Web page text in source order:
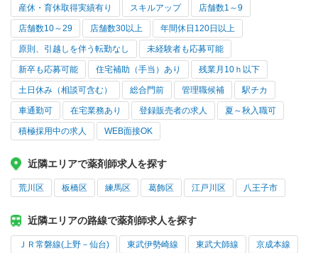
産休・育休取得実績有り スキルアップ 店舗数1～9
店舗数10～29 店舗数30以上 年間休日120日以上
原則、引越しを伴う転勤なし 未経験者も応募可能
新卒も応募可能 住宅補助（手当）あり 残業月10ｈ以下
土日休み（相談可含む） 総合門前 管理職候補 駅チカ
車通勤可 在宅業務あり 登録販売者の求人 夏～秋入職可
積極採用中の求人 WEB面接OK
近隣エリアで薬剤師求人を探す
荒川区 板橋区 練馬区 葛飾区 江戸川区 八王子市
近隣エリアの路線で薬剤師求人を探す
ＪＲ常磐線(上野－仙台) 東武伊勢崎線 東武大師線 京成本線